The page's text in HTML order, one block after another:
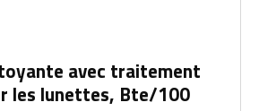
avec traitement
les lunettes, Bte/100